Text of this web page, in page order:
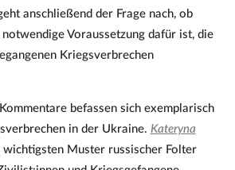
anschließend der Frage nach, ob
Voraussetzung dafür ist, die
Kriegsverbrechen
befassen sich exemplarisch
in der Ukraine. Kateryna
Muster russischer Folter